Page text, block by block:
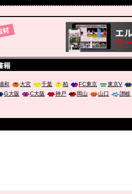
籍
和 大宮 千葉 柏 FC東京 東京V
G大阪 C大阪 神戸 岡山 山口 讃岐